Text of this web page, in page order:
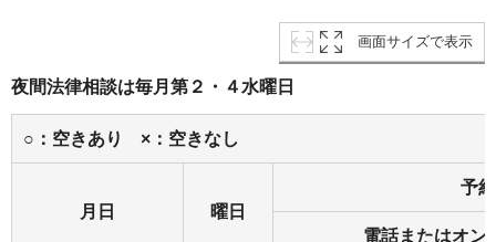
画面サイズで表示
夜間法律相談は毎月第２・４水曜日
○：空きあり ×：空きなし
月日 曜日
予
電話またはオン